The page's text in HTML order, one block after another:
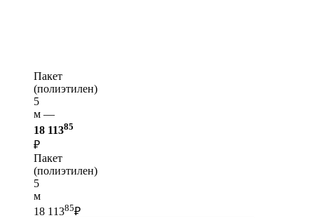
Пакет
(полиэтилен)
5
м —
18 11385
₽
Пакет
(полиэтилен)
5
м
18 11385₽